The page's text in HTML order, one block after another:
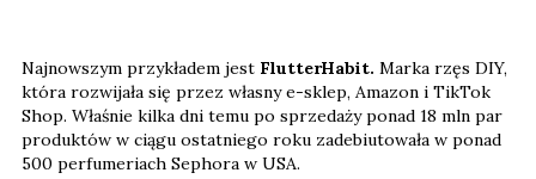
Najnowszym przykładem jest FlutterHabit. Marka rzęs DIY,
która rozwijała się przez własny e-sklep, Amazon i TikTok
Shop. Właśnie kilka dni temu po sprzedaży ponad 18 mln par
produktów w ciągu ostatniego roku zadebiutowała w ponad
500 perfumeriach Sephora w USA.